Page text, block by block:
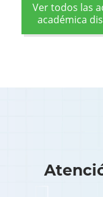
Ver todos las
académica